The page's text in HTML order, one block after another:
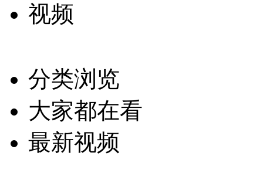
视频
分类浏览
大家都在看
最新视频